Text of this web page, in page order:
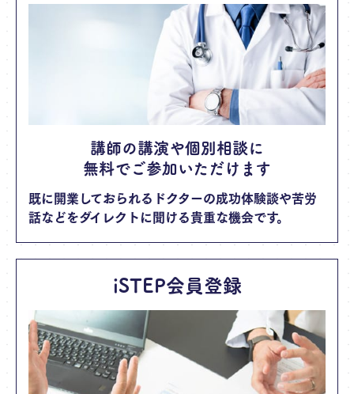
講師の講演や個別相談に
無料でご参加いただけます
既に開業しておられるドクターの成功体験談や苦労
話などをダイレクトに聞ける貴重な機会です。
iSTEP会員登録